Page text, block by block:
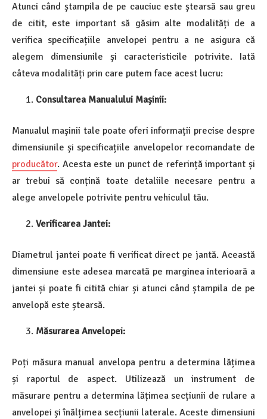
Atunci când ștampila de pe cauciuc este ștearsă sau greu
de citit, este important să găsim alte modalități de a
verifica specificațiile anvelopei pentru a ne asigura că
alegem dimensiunile și caracteristicile potrivite. Iată
câteva modalități prin care putem face acest lucru:
Consultarea Manualului Mașinii:
Manualul mașinii tale poate oferi informații precise despre
dimensiunile și specificațiile anvelopelor recomandate de
producător. Acesta este un punct de referință important și
ar trebui să conțină toate detaliile necesare pentru a
alege anvelopele potrivite pentru vehiculul tău.
Verificarea Jantei:
Diametrul jantei poate fi verificat direct pe jantă. Această
dimensiune este adesea marcată pe marginea interioară a
jantei și poate fi citită chiar și atunci când ștampila de pe
anvelopă este ștearsă.
Măsurarea Anvelopei:
Poți măsura manual anvelopa pentru a determina lățimea
și raportul de aspect. Utilizează un instrument de
măsurare pentru a determina lățimea secțiunii de rulare a
anvelopei și înălțimea secțiunii laterale. Aceste dimensiuni